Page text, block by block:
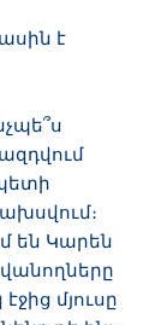
է
են Կարեն
մյուսը